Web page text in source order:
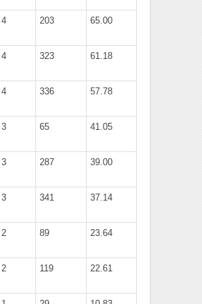
4 203 65.00
4 323 61.18
4 336 57.78
3 65 41.05
3 287 39.00
3 341 37.14
2 89 23.64
2 119 22.61